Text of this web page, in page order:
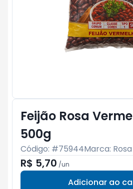
Feijão Rosa
500g
Código: #75944Marca: Rosa
R$ 5,70 /un
Adicionar ao